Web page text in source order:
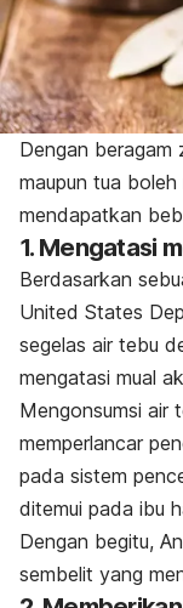
Dengan beragam
maupun tua
mendapatkan
1. Mengatasi
Berdasarkan
United States
segelas air tebu
mengatasi mual
Mengonsumsi air
memperlancar
pada sistem
ditemui pada ibu
Dengan begitu,
sembelit yang